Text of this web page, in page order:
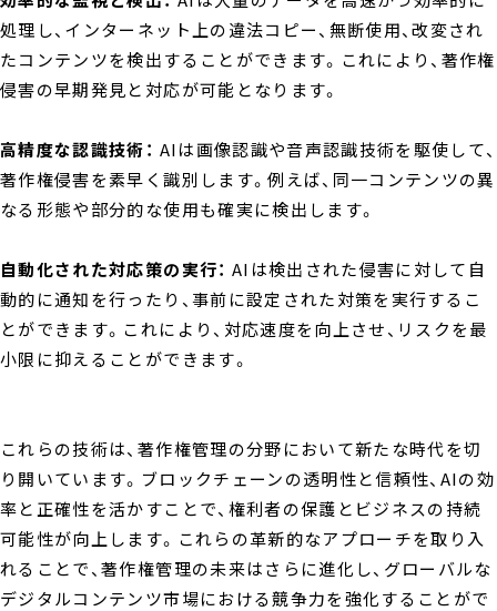
処理し、インターネット上の違法コピー、無断使用、改変され
たコンテンツを検出することができます。これにより、著作権
侵害の早期発見と対応が可能となります。
高精度な認識技術： AIは画像認識や音声認識技術を駆使して、
著作権侵害を素早く識別します。例えば、同一コンテンツの異
なる形態や部分的な使用も確実に検出します。
自動化された対応策の実行： AIは検出された侵害に対して自
動的に通知を行ったり、事前に設定された対策を実行するこ
とができます。これにより、対応速度を向上させ、リスクを最
小限に抑えることができます。
これらの技術は、著作権管理の分野において新たな時代を切
り開いています。ブロックチェーンの透明性と信頼性、AIの効
率と正確性を活かすことで、権利者の保護とビジネスの持続
可能性が向上します。これらの革新的なアプローチを取り入
れることで、著作権管理の未来はさらに進化し、グローバルな
デジタルコンテンツ市場における競争力を強化することがで